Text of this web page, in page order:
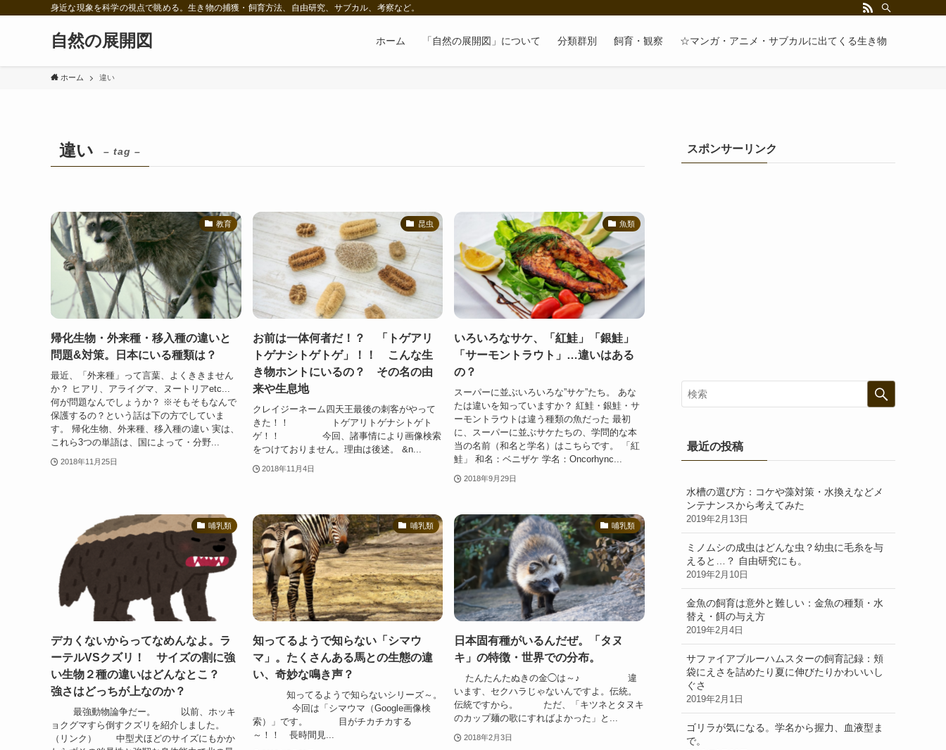
身近な現象を科学の視点で眺める。生き物の捕獲・飼育方法、自由研究、サブカル、考察など。
自然の展開図 ホーム 「自然の展開図」について 分類群別 飼育・観察 ☆マンガ・アニメ・サブカルに出てくる生き物
ホーム 違い
違い – tag –
教育
帰化生物・外来種・移入種の違いと
問題&対策。日本にいる種類は？
最近、「外来種」って言葉、よくききません
か？ ヒアリ、アライグマ、ヌートリアetc...
何が問題なんでしょうか？ ※そもそもなんで
保護するの？という話は下の方でしていま
す。 帰化生物、外来種、移入種の違い 実は、
これら3つの単語は、国によって・分野...
2018年11月25日
昆虫
お前は一体何者だ！？ 「トゲアリ
トゲナシトゲトゲ」！！ こんな生
き物ホントにいるの？ その名の由
来や生息地
クレイジーネーム四天王最後の刺客がやって
きた！！ トゲアリトゲナシトゲト
ゲ！！ 今回、諸事情により画像検索
をつけておりません。理由は後述。 &n...
2018年11月4日
魚類
いろいろなサケ、「紅鮭」「銀鮭」
「サーモントラウト」…違いはある
の？
スーパーに並ぶいろいろな”サケ”たち。 あな
たは違いを知っていますか？ 紅鮭・銀鮭・サ
ーモントラウトは違う種類の魚だった 最初
に、スーパーに並ぶサケたちの、学問的な本
当の名前（和名と学名）はこちらです。 「紅
鮭」 和名：ベニザケ 学名：Oncorhync...
2018年9月29日
哺乳類
デカくないからってなめんなよ。ラ
ーテルVSクズリ！ サイズの割に強
い生物２種の違いはどんなとこ？
強さはどっちが上なのか？
最強動物論争だー。 以前、ホッキ
ョクグマすら倒すクズリを紹介しました。
（リンク） 中型犬ほどのサイズにもかか
哺乳類
知ってるようで知らない「シマウ
マ」。たくさんある馬との生態の違
い、奇妙な鳴き声？
知ってるようで知らないシリーズ～。
今回は「シマウマ（Google画像検
索）」です。 目がチカチカする
～！！ 長時間見...
哺乳類
日本固有種がいるんだぜ。「タヌ
キ」の特徴・世界での分布。
たんたんたぬきの金◯は～♪ 違
います、セクハラじゃないんですよ。伝統。
伝統ですから。 ただ、「キツネとタヌキ
のカップ麺の歌にすればよかった」と...
2018年2月3日
スポンサーリンク
最近の投稿
水槽の選び方：コケや藻対策・水換えなどメ
ンテナンスから考えてみた
2019年2月13日
ミノムシの成虫はどんな虫？幼虫に毛糸を与
えると…？ 自由研究にも。
2019年2月10日
金魚の飼育は意外と難しい：金魚の種類・水
替え・餌の与え方
2019年2月4日
サファイアブルーハムスターの飼育記録：頬
袋にえさを詰めたり夏に伸びたりかわいいし
ぐさ
2019年2月1日
ゴリラが気になる。学名から握力、血液型ま
で。